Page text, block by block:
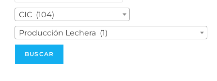
CIC (104)
Producción Lechera (1)